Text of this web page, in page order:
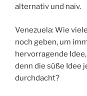
alternativ und naiv.
Venezuela: Wie
noch geben, um
hervorragende
denn die süße Idee
durchdacht?